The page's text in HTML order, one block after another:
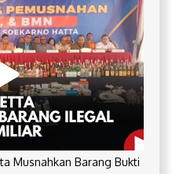
Musnahkan Barang Bukti